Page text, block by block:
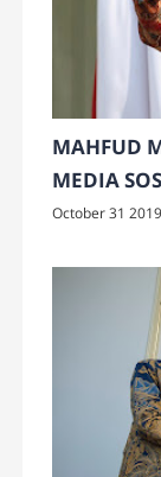
MAHFUD
MEDIA
October 31 2019